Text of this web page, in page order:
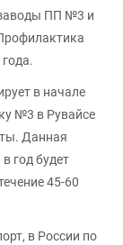
ПП №3 и
в начале
№3 в Рувайсе
Данная
год будет
45-60
в России по